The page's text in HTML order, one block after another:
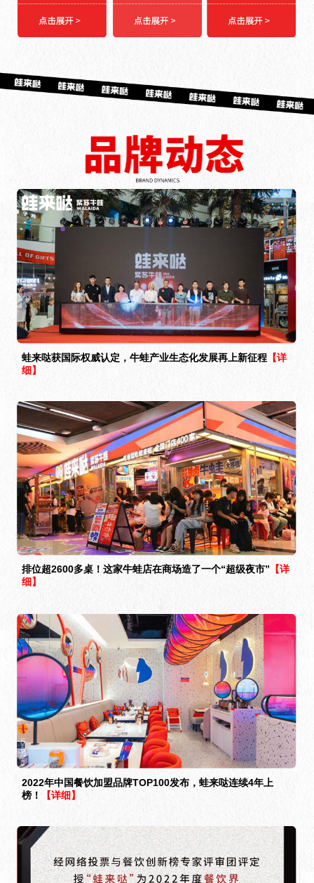
蛙来哒获国际权威认定，牛蛙产业生态化发展再上新征程 【详
细】
排位超2600多桌！这家牛蛙店在商场造了一个“超级夜市” 【详
细】
2022年中国餐饮加盟品牌TOP100发布，蛙来哒连续4年上
榜！
【详细】